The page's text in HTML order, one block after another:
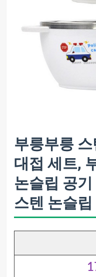
부릉부릉 스
대접 세트,
논슬립 공
스텐 논슬